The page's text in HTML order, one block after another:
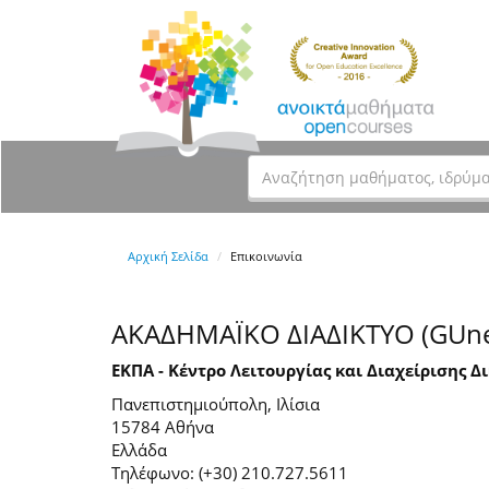
Αρχική Σελίδα Επικοινωνία
ΑΚΑΔΗΜΑΪΚΟ ΔΙΑΔΙΚΤΥΟ
ΕΚΠΑ - Κέντρο Λειτουργίας και Διαχείρισης
Πανεπιστημιούπολη, Ιλίσια
15784 Αθήνα
Ελλάδα
Τηλέφωνο: (+30) 210.727.5611